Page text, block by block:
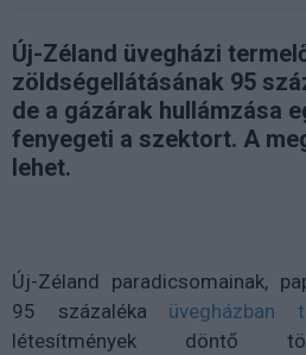
Új-Zéland üvegházi
zöldségellátásának 95
de a gázárak hullámzása
fenyegeti a szektort. A
lehet.
Új-Zéland paradicsomainak,
95 százaléka üvegházban
létesítmények döntő